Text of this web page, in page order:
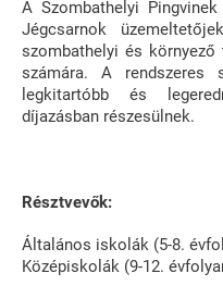
A Szombathelyi
Jégcsarnok
szombathelyi és
számára. A rendszeres
legkitartóbb és
díjazásban részesülnek.
Résztvevők:
Általános iskolák (5-8.
Középiskolák (9-12.